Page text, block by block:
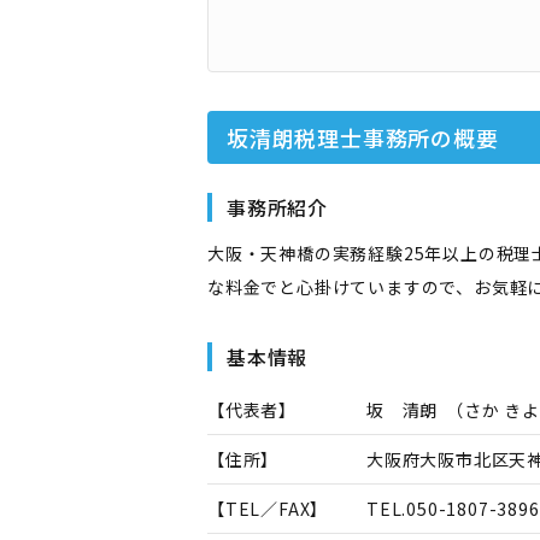
坂清朗税理士事務所の概要
事務所紹介
大阪・天神橋の実務経験25年以上の税
な料金でと心掛けていますので、お気軽
基本情報
【代表者】 坂 清朗 （さか き
【住所】 大阪府大阪市北区
【TEL／FAX】 TEL.050-1807-3896